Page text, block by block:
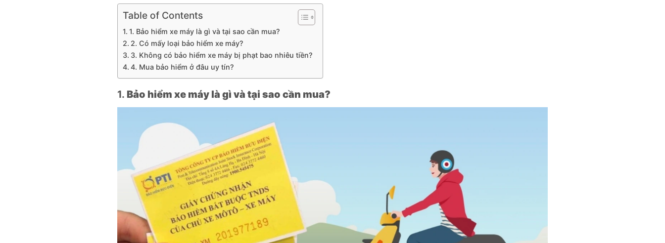
Table of Contents
1. Bảo hiểm xe máy là gì và tại sao cần mua?
2. Có mấy loại bảo hiểm xe máy?
3. Không có bảo hiểm xe máy bị phạt bao nhiêu tiền?
4. Mua bảo hiểm ở đâu uy tín?
1. Bảo hiểm xe máy là gì và tại sao cần mua?